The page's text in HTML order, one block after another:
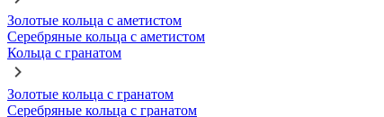
Золотые кольца с аметистом
Серебряные кольца с аметистом
Кольца с гранатом
Золотые кольца с гранатом
Серебряные кольца с гранатом